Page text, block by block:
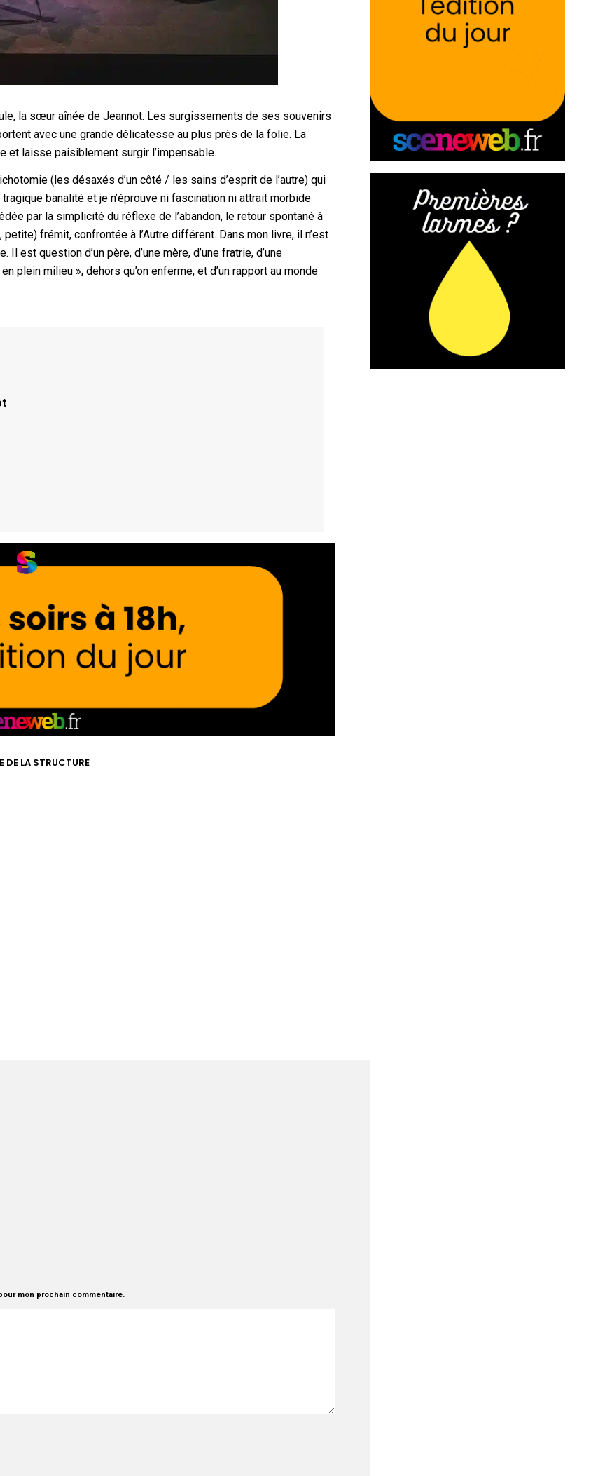
la sœur aînée de Jeannot. Les surgissements de ses souvenirs
avec une grande délicatesse au plus près de la folie. La
et laisse paisiblement surgir l’impensable.
(les désaxés d’un côté / les sains d’esprit de l’autre) qui
banalité et je n’éprouve ni fascination ni attrait morbide
par la simplicité du réflexe de l’abandon, le retour spontané à
frémit, confrontée à l’Autre différent. Dans mon livre, il n’est
est question d’un père, d’une mère, d’une fratrie, d’une
plein milieu », dehors qu’on enferme, et d’un rapport au monde
DE LA STRUCTURE
mon prochain commentaire.